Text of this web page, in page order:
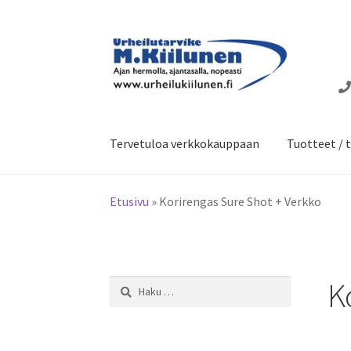
Siirry
navigointiin
Siirry
sisältöön
Tervetuloa verkkokauppaan Tuotteet /
Etusivu » Korirengas Sure Shot + Verkko
Haku: